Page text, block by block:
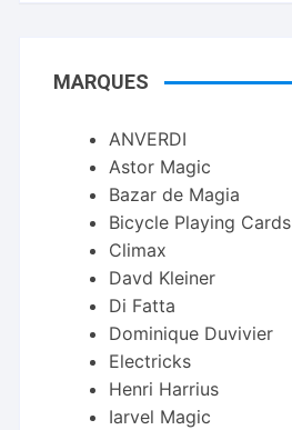
MARQUES
ANVERDI
Astor Magic
Bazar de Magia
Bicycle Playing Cards
Climax
Davd Kleiner
Di Fatta
Dominique Duvivier
Electricks
Henri Harrius
Iarvel Magic